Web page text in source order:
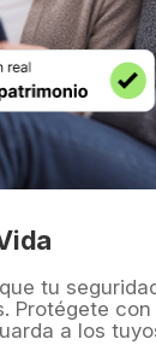
tu
Protégete
a los